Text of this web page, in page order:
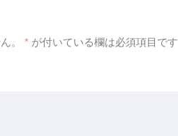
。 * が付いている欄は必須項目です